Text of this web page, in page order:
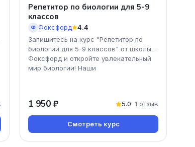
Репетитор по биологии для 5-9
классов
Ф Фоксфорд
4.4
Запишитесь на курс "Репетитор по
биологии для 5-9 классов" от школы
Фоксфорд и откройте увлекательный
мир биологии! Наши
1 950 ₽ 5.0· 1 отзыв
Смотреть курс